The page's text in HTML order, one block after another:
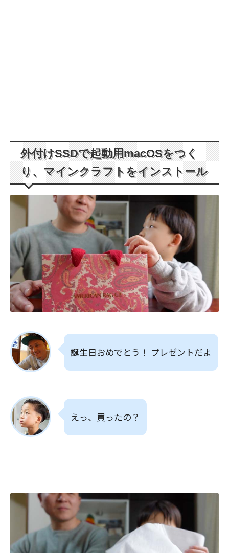
外付けSSDで起動用macOSをつく
り、マインクラフトをインストール
誕生日おめでとう！ プレゼントだよ
えっ、買ったの？